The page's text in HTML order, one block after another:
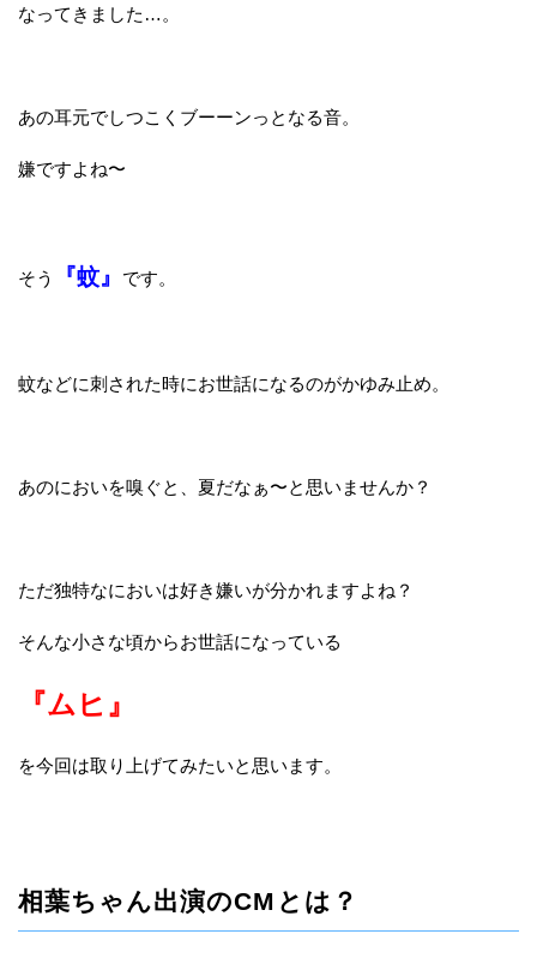
なってきました…。
あの耳元でしつこくブーーンっとなる音。
嫌ですよね〜
そう 『蚊』 です。
蚊などに刺された時にお世話になるのがかゆみ止め。
あのにおいを嗅ぐと、夏だなぁ〜と思いませんか？
ただ独特なにおいは好き嫌いが分かれますよね？
そんな小さな頃からお世話になっている
『ムヒ』
を今回は取り上げてみたいと思います。
相葉ちゃん出演のCMとは？